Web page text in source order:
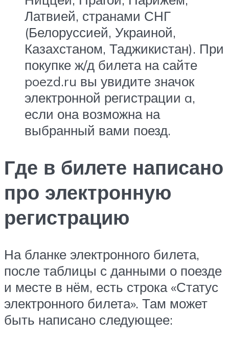
Латвией, странами СНГ
(Белоруссией, Украиной,
Казахстаном, Таджикистан). При
покупке ж/д билета на сайте
poezd.ru вы увидите значок
электронной регистрации a,
если она возможна на
выбранный вами поезд.
Где в билете написано
про электронную
регистрацию
На бланке электронного билета,
после таблицы с данными о поезде
и месте в нём, есть строка «Статус
электронного билета». Там может
быть написано следующее: